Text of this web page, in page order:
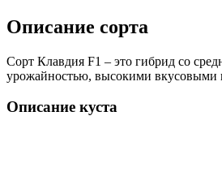
Описание сорта
Сорт Клавдия F1 – это гибрид со
урожайностью, высокими вкусовыми
Описание куста